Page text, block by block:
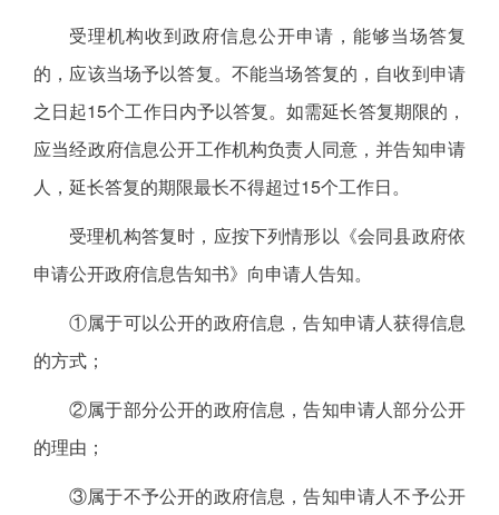
受理机构收到政府信息公开申请，能够当场答复
的，应该当场予以答复。不能当场答复的，自收到申请
之日起15个工作日内予以答复。如需延长答复期限的，
应当经政府信息公开工作机构负责人同意，并告知申请
人，延长答复的期限最长不得超过15个工作日。
受理机构答复时，应按下列情形以《会同县政府依
申请公开政府信息告知书》向申请人告知。
①属于可以公开的政府信息，告知申请人获得信息
的方式；
②属于部分公开的政府信息，告知申请人部分公开
的理由；
③属于不予公开的政府信息，告知申请人不予公开